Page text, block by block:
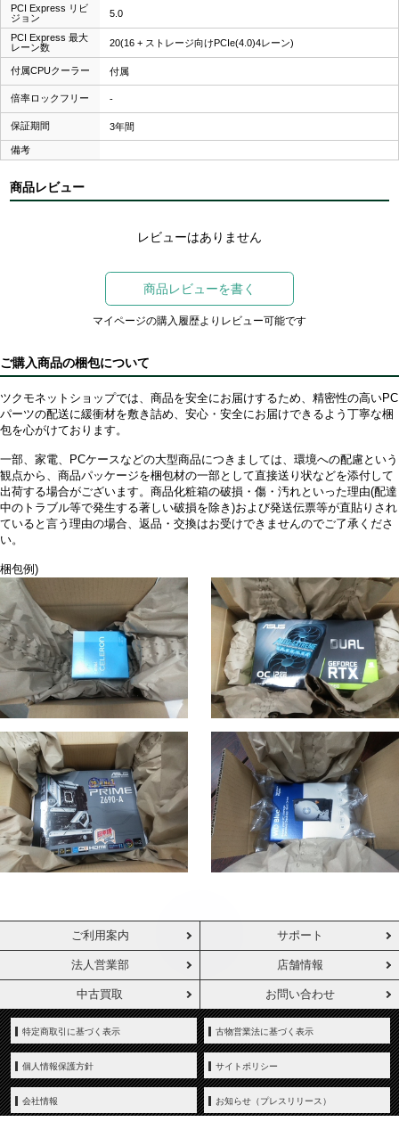
PCI Express リビ
ジョン
5.0
PCI Express 最大
レーン数
20(16 + ストレージ向けPCIe(4.0)4レーン)
付属CPUクーラー 付属
倍率ロックフリー -
保証期間 3年間
備考
商品レビュー
レビューはありません
商品レビューを書く
マイページの購入履歴よりレビュー可能です
ご購入商品の梱包について
ツクモネットショップでは、商品を安全にお届けするため、精密性の高いPC
パーツの配送に緩衝材を敷き詰め、安心・安全にお届けできるよう丁寧な梱
包を心がけております。
一部、家電、PCケースなどの大型商品につきましては、環境への配慮という
観点から、商品パッケージを梱包材の一部として直接送り状などを添付して
出荷する場合がございます。商品化粧箱の破損・傷・汚れといった理由(配達
中のトラブル等で発生する著しい破損を除き)および発送伝票等が直貼りされ
ていると言う理由の場合、返品・交換はお受けできませんのでご了承くださ
い。
梱包例)
ご利用案内 サポート
法人営業部 店舗情報
中古買取 お問い合わせ
特定商取引に基づく表示 古物営業法に基づく表示
個人情報保護方針 サイトポリシー
会社情報 お知らせ（プレスリリース）